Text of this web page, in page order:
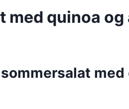
med quinoa og
med